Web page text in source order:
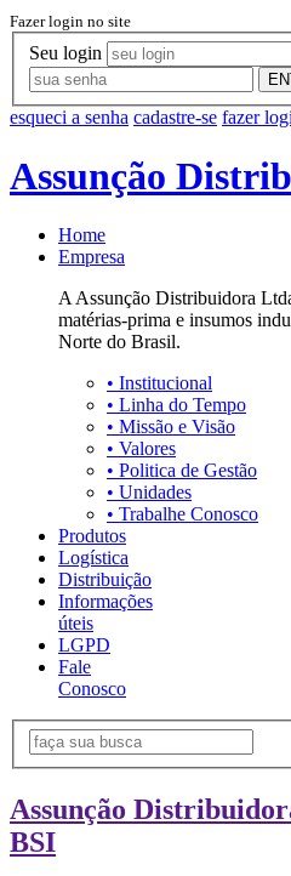
Fazer login no site
Seu login
esqueci a senha cadastre-se fazer
Assunção
Home
Empresa
A Assunção Distribuidora
matérias-prima e insumos
Norte do Brasil.
• Institucional
• Linha do Tempo
• Missão e Visão
• Valores
• Politica de Gestão
• Unidades
• Trabalhe Conosco
Produtos
Logística
Distribuição
Informações
úteis
LGPD
Fale
Conosco
Assunção
BSI